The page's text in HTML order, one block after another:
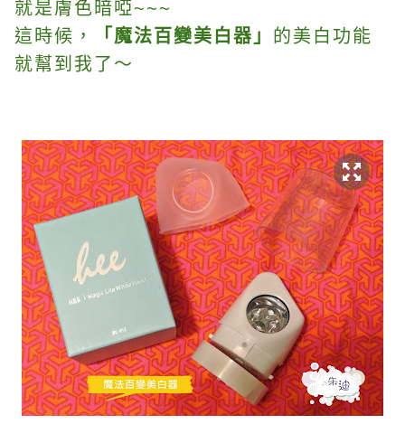
就是膚色暗啞~~~
這時候，
「魔法百變美白器」 的美白功能
就幫到我了～